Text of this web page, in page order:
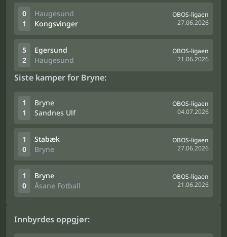
0
1
Haugesund
Kongsvinger
OBOS-ligaen
27.06.2026
5
2
Egersund
Haugesund
OBOS-ligaen
21.06.2026
Siste kamper for Bryne:
1
1
Bryne
Sandnes Ulf
OBOS-ligaen
04.07.2026
1
0
Stabæk
Bryne
OBOS-ligaen
27.06.2026
1
0
Bryne
Åsane Fotball
OBOS-ligaen
21.06.2026
Innbyrdes oppgjør: